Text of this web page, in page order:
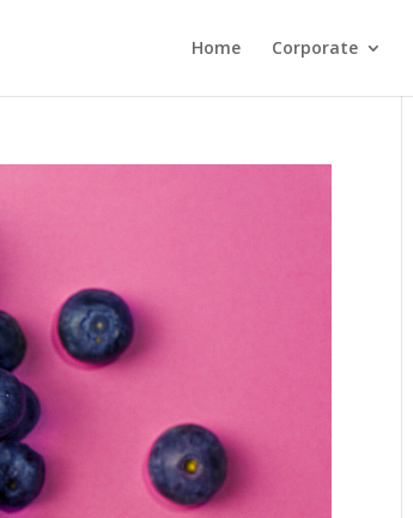
Home Corporate